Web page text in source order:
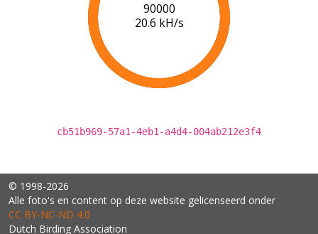
91000
20.6 kH/s
cb51b969-57a1-4eb1-a4d4-004ab212e3f4
© 1998-2026
Alle foto's en content op deze website gelicenseerd onder
CC BY‑NC‑ND 4.0
Dutch Birding Association